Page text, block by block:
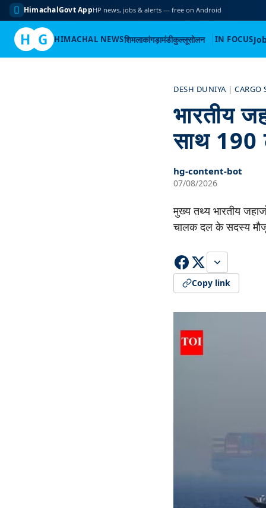
HimachalGovt AppHP news, jobs & alerts — free on Android
H G HIMACHAL NEWSशिमलाकांगड़ामंडीकुल्लूसोलन IN FOCUS
DESH DUNIYA |CARGO
भारतीय
साथ 190
hg-content-bot
07/08/2026
मुख्य तथ्य भारतीय
चालक दल के सदस्य
Copy link